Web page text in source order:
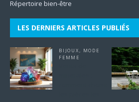
Répertoire bien-être
LES DERNIERS ARTICLES PUBLIÉS
BIJOUX
MODE
FEMME